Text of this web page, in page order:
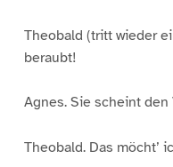
Theobald (tritt wieder
beraubt!
Agnes. Sie scheint den
Theobald. Das möcht’